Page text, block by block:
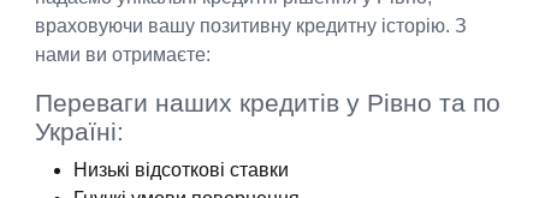
враховуючи вашу позитивну кредитну історію. З
нами ви отримаєте:
Переваги наших кредитів у Рівно та по
Україні:
Низькі відсоткові ставки